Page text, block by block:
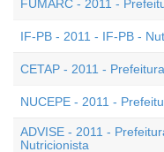
FUMARC - 2011 -
IF-PB - 2011 - IF-PB -
CETAP - 2011 -
NUCEPE - 2011 -
ADVISE - 2011 -
Nutricionista